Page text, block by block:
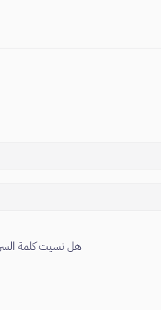
هل نسيت كلمة